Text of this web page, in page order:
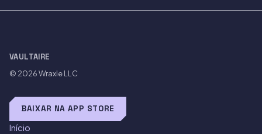
VAULTAIRE
© 2026Wraxle LLC
BAIXAR NA APP STORE
Início